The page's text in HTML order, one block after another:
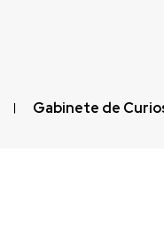
Gabinete de